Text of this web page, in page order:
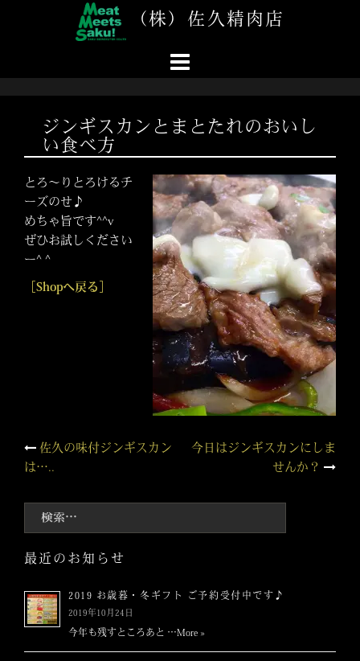
（株）佐久精肉店
ジンギスカンとまとたれのおいし
い食べ方
とろ〜りとろけるチ
ーズのせ♪
めちゃ旨です^^v
ぜひお試しください
ー^ ^
［Shopへ戻る］
投
稿
ナ
ビ
ゲ
ー
佐久の味付ジンギスカン
は…..
今日はジンギスカンにしま
せんか？
索:
最近のお知らせ
2019 お歳暮・冬ギフト ご予約受付中です♪
2019年10月24日
今年も残すところあと …More »